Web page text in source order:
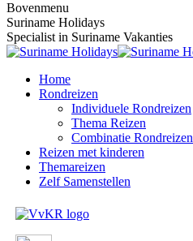
Bovenmenu
Suriname Holidays
Specialist in Suriname Vakanties
Home
Rondreizen
Individuele Rondreizen
Thema Reizen
Combinatie Rondreizen
Reizen met kinderen
Themareizen
Zelf Samenstellen